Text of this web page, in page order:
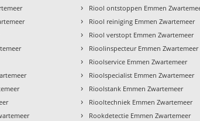
› Riool ontstoppen Emmen
› Riool reiniging Emmen Zwartemeer
› Riool verstopt Emmen Zwartemeer
› Rioolinspecteur Emmen Zwartemeer
› Rioolservice Emmen Zwartemeer
› Rioolspecialist Emmen Zwartemeer
› Rioolstank Emmen Zwartemeer
› Riooltechniek Emmen Zwartemeer
› Rookdetectie Emmen Zwartemeer